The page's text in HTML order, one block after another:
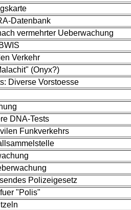
Datenbank
vermehrter Ueberwachung
Verkehr
(Onyx?)
Diverse Vorstoesse
DNA-Tests
Funkverkehrs
Polizeigesetz
"Polis"